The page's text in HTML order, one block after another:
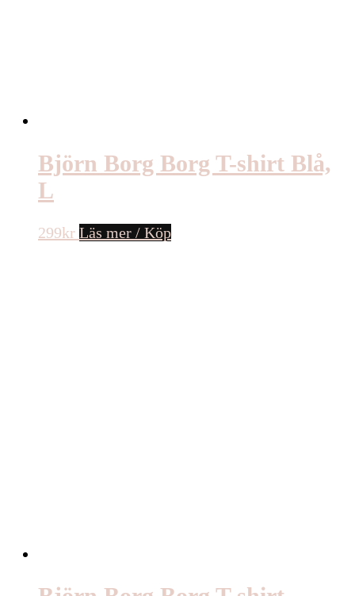
Björn Borg Borg T-shirt Blå,
L
299kr Läs mer / Köp